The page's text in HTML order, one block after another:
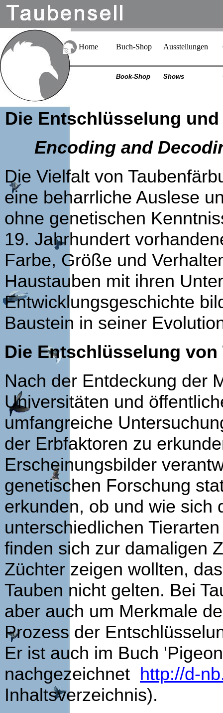
Home Buch-Shop Ausstellungen
Book-Shop Shows
Die Entschlüsselung
Encoding and
Die Vielfalt von
eine beharrliche Auslese
ohne genetischen
19. Jahrhundert
Farbe, Größe und
Haustauben mit ihren
Entwicklungsgeschichte
Baustein in seiner
Die Entschlüsselung
Nach der Entdeckung der
Universitäten und
umfangreiche
der Erbfaktoren zu
Erscheinungsbilder
genetischen Forschung
erkunden, ob und wie sich
unterschiedlichen
finden sich zur damaligen
Züchter zeigen wollten,
Tauben nicht gelten. Bei
aber auch um Merkmale
Prozess der
Er ist auch im Buch
nachgezeichnet http://d-
Inhaltsverzeichnis).